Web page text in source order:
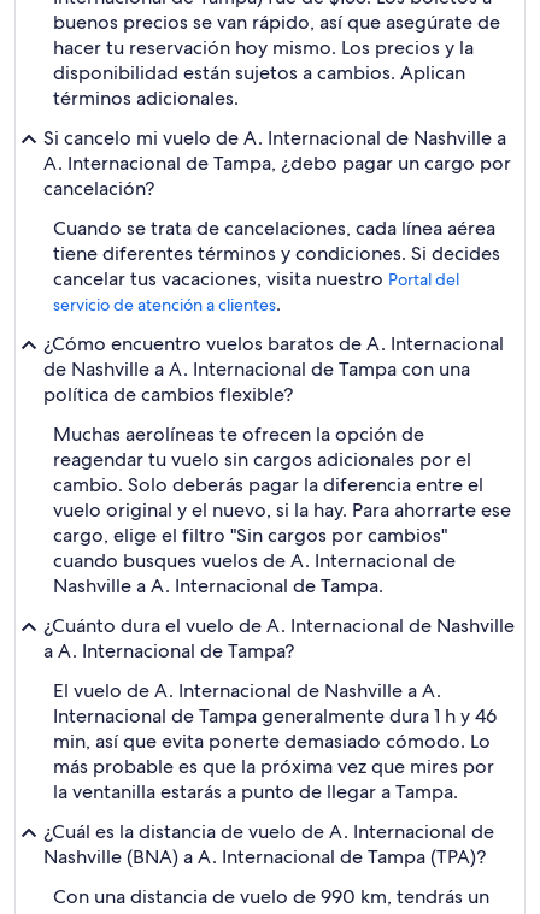
buenos precios se van rápido, así que asegúrate de
hacer tu reservación hoy mismo. Los precios y la
disponibilidad están sujetos a cambios. Aplican
términos adicionales.
Si cancelo mi vuelo de A. Internacional de Nashville a
A. Internacional de Tampa, ¿debo pagar un cargo por
cancelación?
Cuando se trata de cancelaciones, cada línea aérea
tiene diferentes términos y condiciones. Si decides
cancelar tus vacaciones, visita nuestro Portal del
servicio de atención a clientes.
¿Cómo encuentro vuelos baratos de A. Internacional
de Nashville a A. Internacional de Tampa con una
política de cambios flexible?
Muchas aerolíneas te ofrecen la opción de
reagendar tu vuelo sin cargos adicionales por el
cambio. Solo deberás pagar la diferencia entre el
vuelo original y el nuevo, si la hay. Para ahorrarte ese
cargo, elige el filtro "Sin cargos por cambios"
cuando busques vuelos de A. Internacional de
Nashville a A. Internacional de Tampa.
¿Cuánto dura el vuelo de A. Internacional de Nashville
a A. Internacional de Tampa?
El vuelo de A. Internacional de Nashville a A.
Internacional de Tampa generalmente dura 1 h y 46
min, así que evita ponerte demasiado cómodo. Lo
más probable es que la próxima vez que mires por
la ventanilla estarás a punto de llegar a Tampa.
¿Cuál es la distancia de vuelo de A. Internacional de
Nashville (BNA) a A. Internacional de Tampa (TPA)?
Con una distancia de vuelo de 990 km, tendrás un